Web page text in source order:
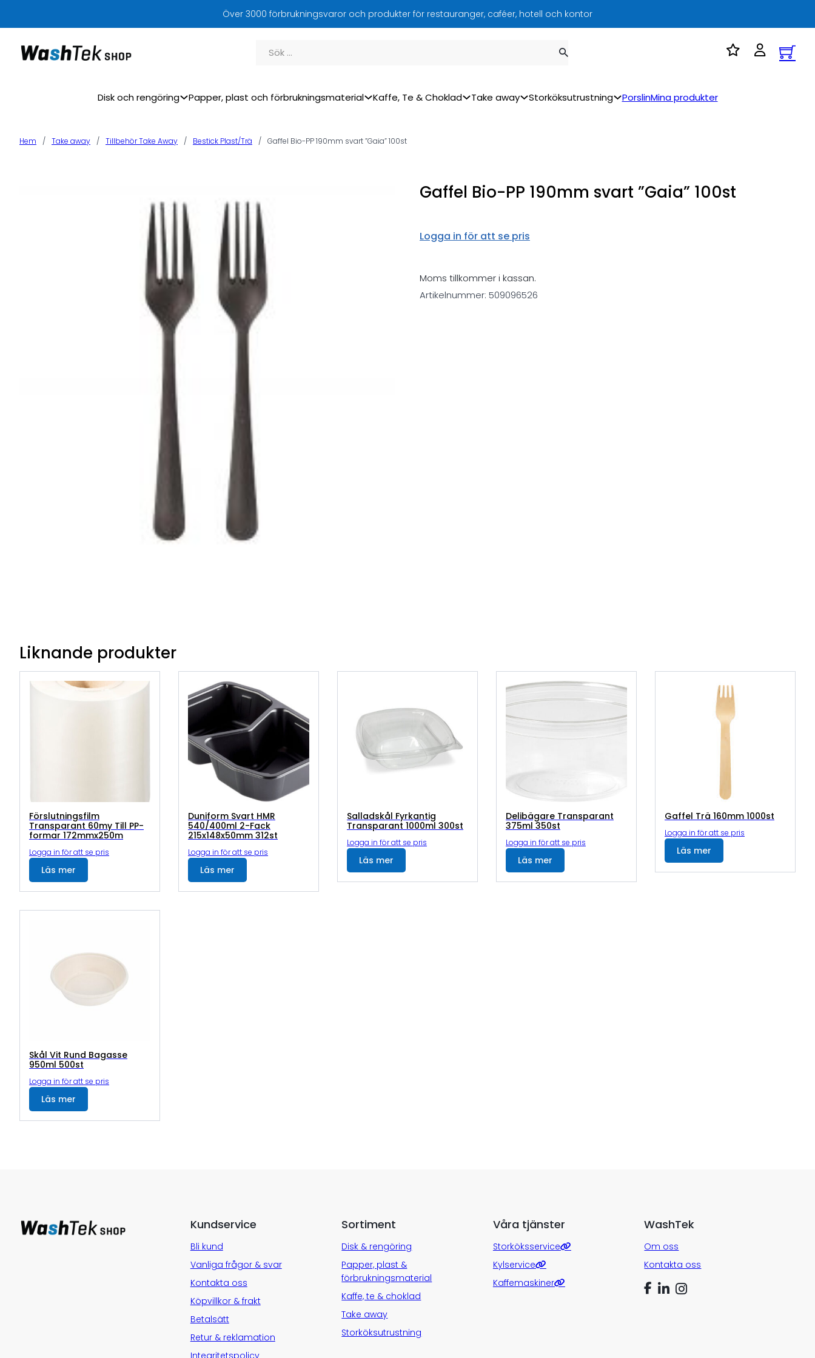
Över 3000 förbrukningsvaror och produkter för restauranger, caféer, hotell och kontor
Sök
Disk och rengöring Papper, plast och förbrukningsmaterial Kaffe, Te & Choklad Take away Storköksutrustning PorslinMina produkter
Hem / Take away / Tillbehör Take Away / Bestick Plast/Trä / Gaffel Bio-PP 190mm svart ”Gaia” 100st
Gaffel Bio-PP 190mm svart ”Gaia” 100st
Logga in för att se pris
Moms tillkommer i kassan.
Artikelnummer: 509096526
Liknande produkter
Förslutningsfilm
Transparant 60my Till PP-
formar 172mmx250m
Logga in för att se pris
Läs mer
Duniform Svart HMR
540/400ml 2-Fack
215x148x50mm 312st
Logga in för att se pris
Läs mer
Salladskål Fyrkantig
Transparant 1000ml 300st
Logga in för att se pris
Läs mer
Delibägare Transparant
375ml 350st
Logga in för att se pris
Läs mer
Gaffel Trä 160mm 1000st
Logga in för att se pris
Läs mer
Skål Vit Rund Bagasse
950ml 500st
Logga in för att se pris
Läs mer
Kundservice
Bli kund
Vanliga frågor & svar
Kontakta oss
Köpvillkor & frakt
Betalsätt
Retur & reklamation
Integritetspolicy
Sortiment
Disk & rengöring
Papper, plast &
förbrukningsmaterial
Kaffe, te & choklad
Take away
Storköksutrustning
Våra tjänster
Storköksservice
Kylservice
Kaffemaskiner
WashTek
Om oss
Kontakta oss